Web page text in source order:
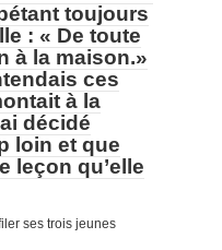
toujours
: « De toute
à la maison.»
ces
à la
décidé
loin et que
leçon qu’elle
ses trois jeunes